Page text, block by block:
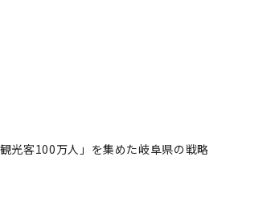
光客100万人」を集めた岐阜県の戦略